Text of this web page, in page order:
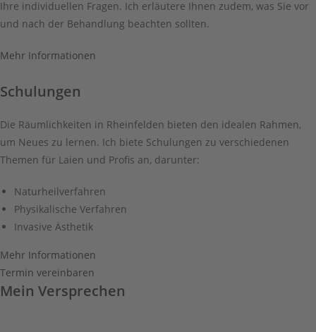
Ihre individuellen Fragen. Ich erläutere Ihnen zudem, was Sie vor
und nach der Behandlung beachten sollten.
Mehr Informationen
Schulungen
Die Räumlichkeiten in Rheinfelden bieten den idealen Rahmen,
um Neues zu lernen. Ich biete Schulungen zu verschiedenen
Themen für Laien und Profis an, darunter:
Naturheilverfahren
Physikalische Verfahren
Invasive Ästhetik
Mehr Informationen
Termin vereinbaren
Mein Versprechen